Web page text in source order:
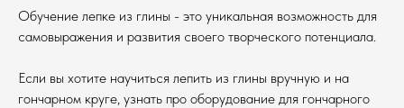
Обучение лепке из глины - это уникальная возможность для
самовыражения и развития своего творческого потенциала.
Если вы хотите научиться лепить из глины вручную и на
гончарном круге, узнать про оборудование для гончарного